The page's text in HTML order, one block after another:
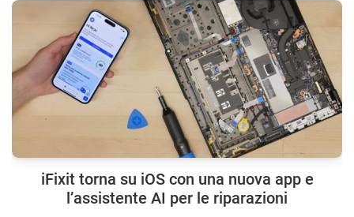
iFixit torna su iOS con una nuova app e
l’assistente AI per le riparazioni